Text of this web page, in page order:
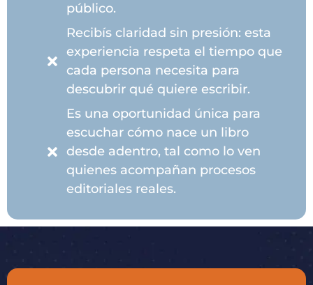
público.
Recibís claridad sin presión: esta
experiencia respeta el tiempo que
cada persona necesita para
descubrir qué quiere escribir.
Es una oportunidad única para
escuchar cómo nace un libro
desde adentro, tal como lo ven
quienes acompañan procesos
editoriales reales.